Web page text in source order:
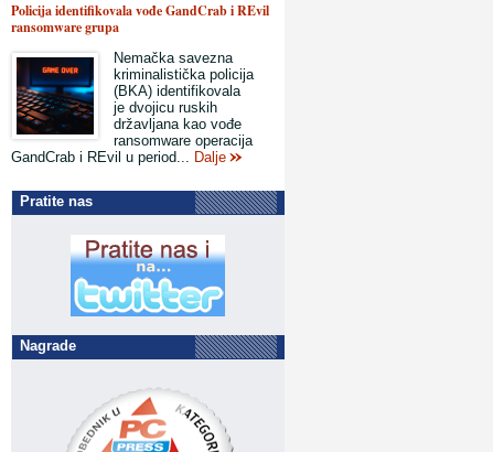
Policija identifikovala vođe GandCrab i REvil
ransomware grupa
Nemačka savezna
kriminalistička policija
(BKA) identifikovala
je dvojicu ruskih
državljana kao vođe
ransomware operacija
GandCrab i REvil u period... Dalje
Pratite nas
Nagrade